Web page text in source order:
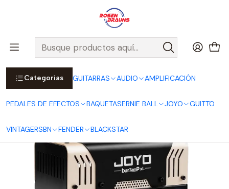
Categorías GUITARRAS AUDIO AMPLIFICACIÓN
PEDALES DE EFECTOS BAQUETASERNIE BALL JOYO GUITTO
VINTAGERSBN FENDER BLACKSTAR
Por compras sobre $25.000 en Santiago urbano, Colina o
Padre Hurtado, incluimos el despacho!
Ver Detalles
Inicio JOYO AMPLIFICACIÓN
BANTAMP SERIES
Cabezal Híbrido Bantamp Meteor II